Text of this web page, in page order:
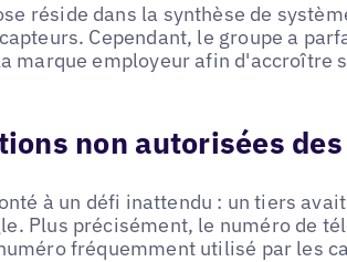
réside dans la synthèse de
Cependant, le groupe a
marque employeur afin d'accroître
non autorisées
à un défi inattendu : un tiers
Plus précisément, le numéro de
fréquemment utilisé par les